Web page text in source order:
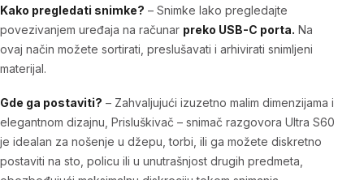
Kako pregledati snimke? – Snimke lako pregledajte
povezivanjem uređaja na računar preko USB-C porta. Na
ovaj način možete sortirati, preslušavati i arhivirati snimljeni
materijal.
Gde ga postaviti? – Zahvaljujući izuzetno malim dimenzijama i
elegantnom dizajnu, Prisluškivač – snimač razgovora Ultra S60
je idealan za nošenje u džepu, torbi, ili ga možete diskretno
postaviti na sto, policu ili u unutrašnjost drugih predmeta,